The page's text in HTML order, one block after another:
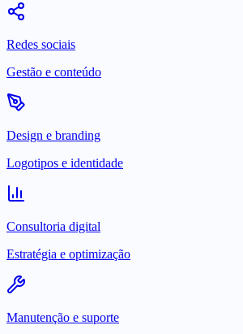
Redes sociais
Gestão e conteúdo
Design e branding
Logotipos e identidade
Consultoria digital
Estratégia e optimização
Manutenção e suporte